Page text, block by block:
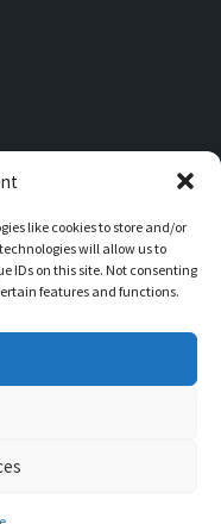
like cookies to store and/or
will allow us to
IDs on this site. Not consenting
features and functions.